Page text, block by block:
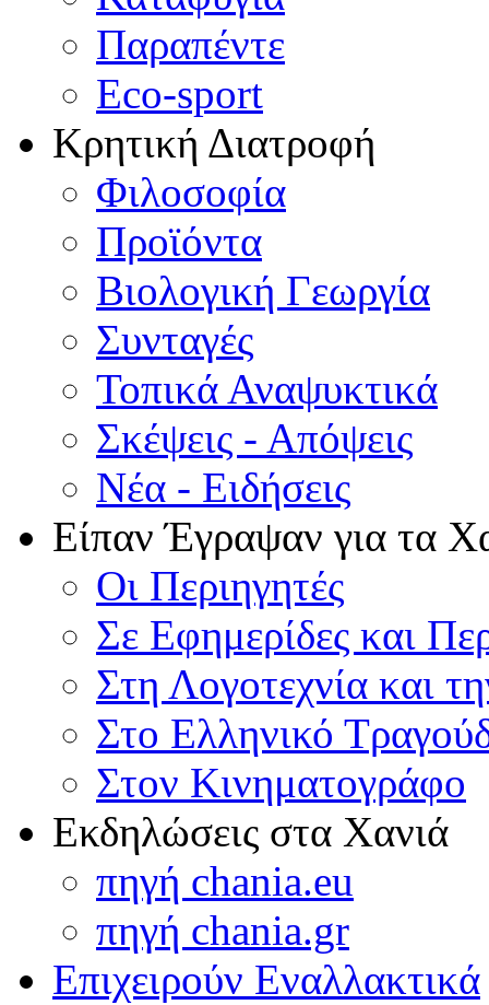
Παραπέντε
Eco-sport
Κρητική Διατροφή
Φιλοσοφία
Προϊόντα
Βιολογική Γεωργία
Συνταγές
Τοπικά Αναψυκτικά
Σκέψεις - Απόψεις
Νέα - Ειδήσεις
Είπαν Έγραψαν για τα
Οι Περιηγητές
Σε Εφημερίδες και
Στη Λογοτεχνία και
Στο Ελληνικό
Στον Κινηματογράφο
Εκδηλώσεις στα Χανιά
πηγή chania.eu
πηγή chania.gr
Επιχειρούν Εναλλακτικά